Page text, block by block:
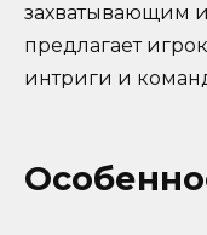
захватывающим
предлагает
интриги и